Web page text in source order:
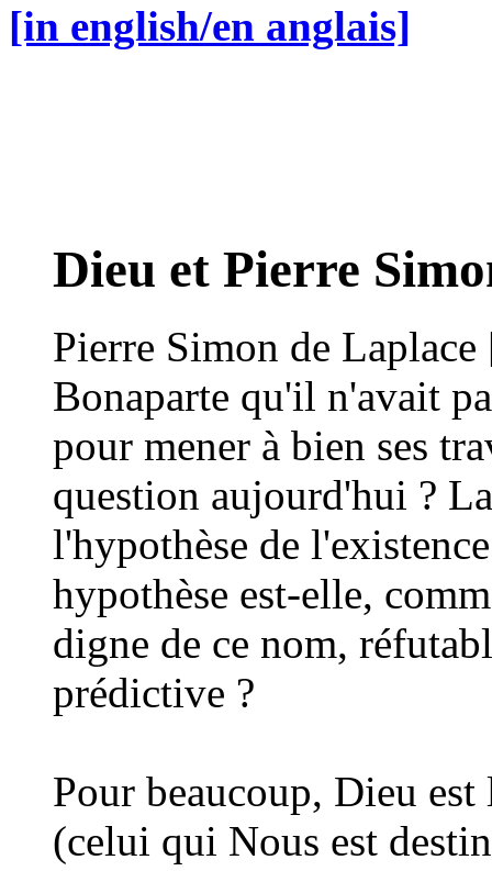
[in english/en anglais]
Dieu et Pierre
Pierre Simon de Laplace
Bonaparte qu'il n'avait
pour mener à bien ses
question aujourd'hui ?
l'hypothèse de
hypothèse est-elle,
digne de ce nom,
prédictive ?
Pour beaucoup, Dieu
(celui qui Nous est